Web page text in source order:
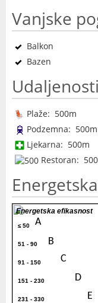
Vanjske
Balkon
Bazen
Udaljenosti
Plaže: 500m
Podzemna: 500m
Ljekarna: 500m
Restoran:
≤ 50 A
51 - 90 B
91 - 150 C
151 - 230 D
231 - 330 E
Energetska efikasnost